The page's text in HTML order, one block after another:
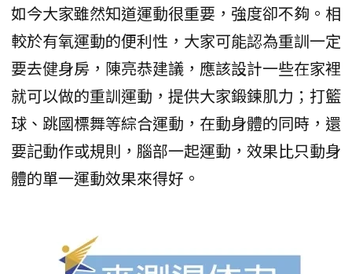
如今大家雖然知道運動很重要，強度卻不夠。相
較於有氧運動的便利性，大家可能認為重訓一定
要去健身房，陳亮恭建議，應該設計一些在家裡
就可以做的重訓運動，提供大家鍛鍊肌力；打籃
球、跳國標舞等綜合運動，在動身體的同時，還
要記動作或規則，腦部一起運動，效果比只動身
體的單一運動效果來得好。